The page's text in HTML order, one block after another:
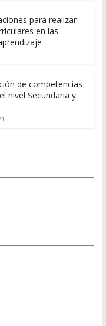
para realizar
en las
de competencias
nivel Secundaria y